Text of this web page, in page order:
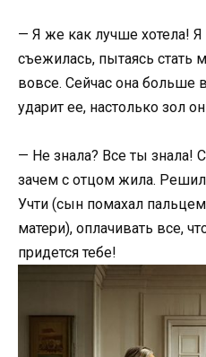
— Я же как лучше хотела!
съежилась, пытаясь стать
вовсе. Сейчас она больше
ударит ее, настолько зол
— Не знала? Все ты
зачем с отцом жила.
Учти (сын помахал
матери), оплачивать все,
придется тебе!